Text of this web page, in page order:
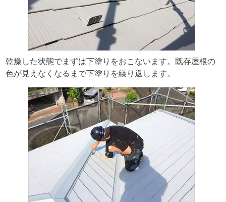
乾燥した状態でまずは下塗りをおこないます。既存屋根の
色が見えなくなるまで下塗りを繰り返します。